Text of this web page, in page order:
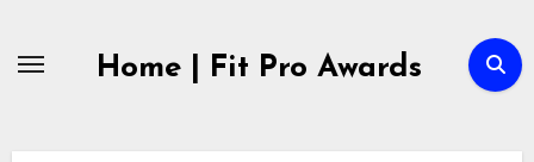
Home | Fit Pro Awards